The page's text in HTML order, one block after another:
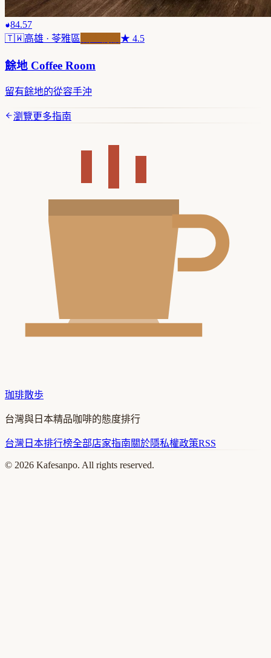
84.57
🇹🇼高雄 · 苓雅區 ★ 4.5
餘地 Coffee Room
留有餘地的從容手沖
瀏覽更多指南
珈琲散歩
台灣與日本精品咖啡的態度排行
台灣 日本排行榜全部店家指南關於隱私權政策RSS
© 2026 Kafesanpo. All rights reserved.